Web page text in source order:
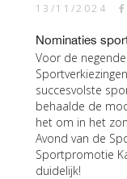
13/11/2024
Nominaties
Voor de
succesvolste
behaalde de
het om in het
Avond van de
Sportpromotie
duidelijk!